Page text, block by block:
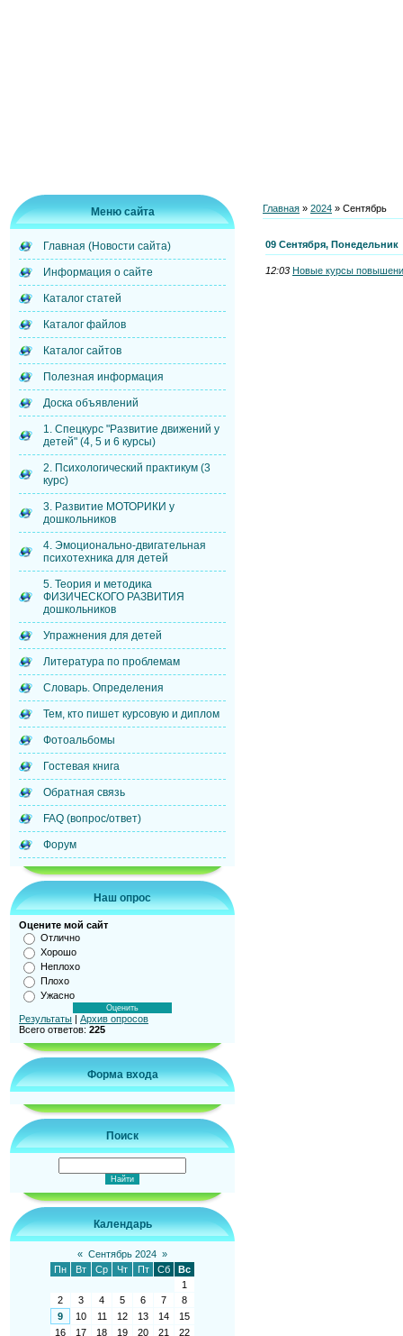
Меню сайта
Главная (Новости сайта)
Информация о сайте
Каталог статей
Каталог файлов
Каталог сайтов
Полезная информация
Доска объявлений
1. Спецкурс "Развитие движений у
детей" (4, 5 и 6 курсы)
2. Психологический практикум (3
курс)
3. Развитие МОТОРИКИ у
дошкольников
4. Эмоционально-двигательная
психотехника для детей
5. Теория и методика
ФИЗИЧЕСКОГО РАЗВИТИЯ
дошкольников
Упражнения для детей
Литература по проблемам
Словарь. Определения
Тем, кто пишет курсовую и диплом
Фотоальбомы
Гостевая книга
Обратная связь
FAQ (вопрос/ответ)
Форум
Наш опрос
Оцените мой сайт
Отлично
Хорошо
Неплохо
Плохо
Ужасно
Результаты | Архив опросов
Всего ответов: 225
Форма входа
Поиск
Календарь
« Сентябрь 2024 »
Пн
Вт Ср Чт Пт Сб
Вс
1
2
3 4 5 6 7
8
9
10 11 12 13 14
15
16
17 18 19 20 21 22
Главная » 2024 » Сентябрь
09 Сентября, Понедельник
12:03 Новые курсы